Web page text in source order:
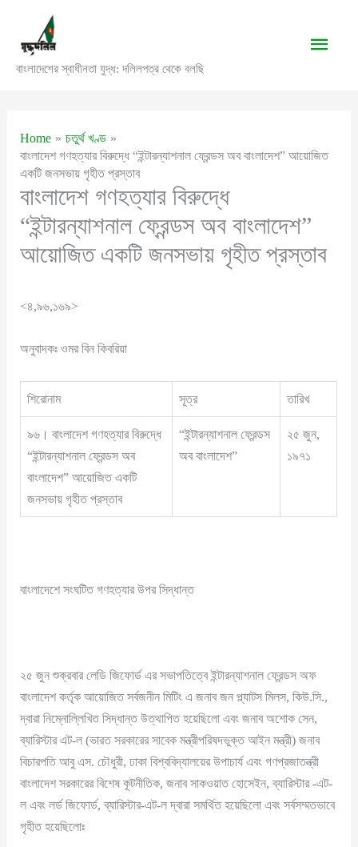
content
বাংলাদেশের স্বাধীনতা যুদ্ধ: দলিলপত্র থেকে বলছি
Main
Home
চতুর্থ খণ্ড
বাংলাদেশ গণহত্যার বিরুদ্ধে “ইন্টারন্যাশনাল ফ্রেন্ডস অব বাংলাদেশ” আয়োজিত
একটি জনসভায় গৃহীত প্রস্তাব
বাংলাদেশ গণহত্যার বিরুদ্ধে
“ইন্টারন্যাশনাল ফ্রেন্ডস অব বাংলাদেশ”
আয়োজিত একটি জনসভায় গৃহীত প্রস্তাব
<৪,৯৬,১৬৯>
অনুবাদকঃ ওমর বিন কিবরিয়া
শিরোনাম সূত্র তারিখ
৯৬। বাংলাদেশ গণহত্যার বিরুদ্ধে
“ইন্টারন্যাশনাল ফ্রেন্ডস অব
বাংলাদেশ” আয়োজিত একটি
জনসভায় গৃহীত প্রস্তাব
“ইন্টারন্যাশনাল ফ্রেন্ডস
অব বাংলাদেশ”
২৫ জুন,
১৯৭১
বাংলাদেশে সংঘটিত গণহত্যার উপর সিদ্ধান্ত
২৫ জুন শুক্রবার লেডি জিফোর্ড এর সভাপতিত্বে ইন্টারন্যাশনাল ফ্রেন্ডস অফ
বাংলাদেশ কর্তৃক আয়োজিত সর্বজনীন মিটিং এ জনাব জন প্ল্যাটস মিলস, কিউ.সি.,
দ্বারা নিম্নোল্লিখিত সিদ্ধান্ত উত্থাপিত হয়েছিলো এবং জনাব অশোক সেন,
ব্যারিস্টার এট-ল (ভারত সরকারের সাবেক মন্ত্রীপরিষদভুক্ত আইন মন্ত্রী) জনাব
বিচারপতি আবু এস. চৌধুরী, ঢাকা বিশ্ববিদ্যালয়ের উপাচার্য এবং গণপ্রজাতন্ত্রী
বাংলাদেশ সরকারের বিশেষ কূটনীতিক, জনাব সাকওয়াত হোসেইন, ব্যারিস্টার -এট-
ল এবং লর্ড জিফোর্ড, ব্যারিস্টার-এট-ল দ্বারা সমর্থিত হয়েছিলো এবং সর্বসম্মতভাবে
গৃহীত হয়েছিলোঃ